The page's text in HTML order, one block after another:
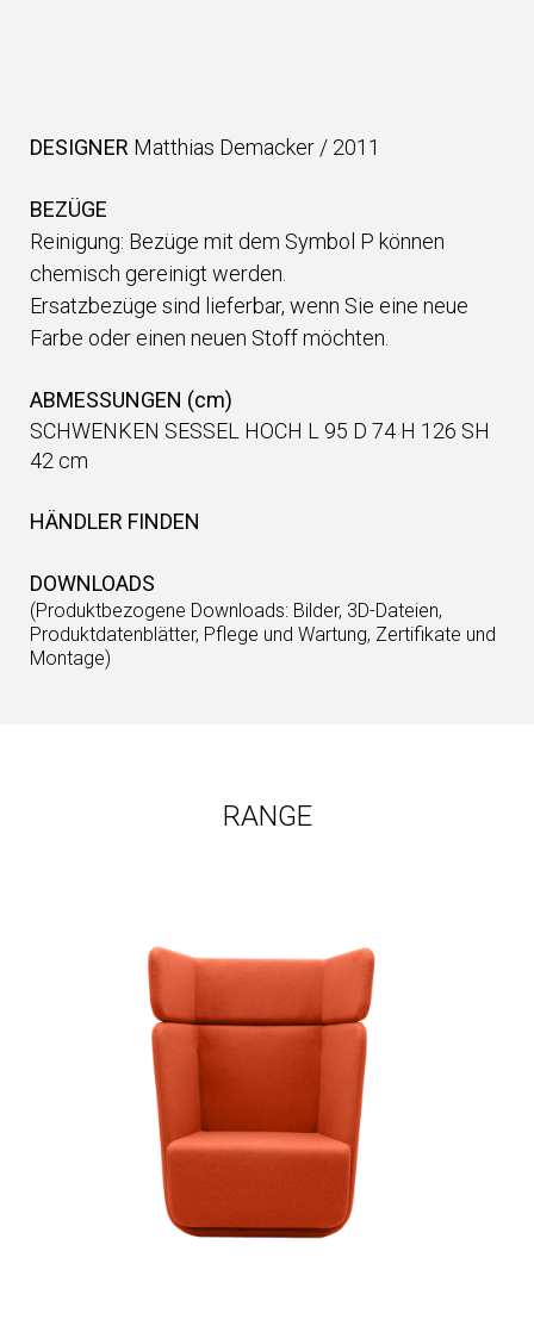
DESIGNER Matthias Demacker / 2011
BEZÜGE
Reinigung: Bezüge mit dem Symbol P können
chemisch gereinigt werden.
Ersatzbezüge sind lieferbar, wenn Sie eine neue
Farbe oder einen neuen Stoff möchten.
ABMESSUNGEN (cm)
SCHWENKEN SESSEL HOCH L 95 D 74 H 126 SH
42 cm
HÄNDLER FINDEN
DOWNLOADS
(Produktbezogene Downloads: Bilder, 3D-Dateien,
Produktdatenblätter, Pflege und Wartung, Zertifikate und
Montage)
RANGE